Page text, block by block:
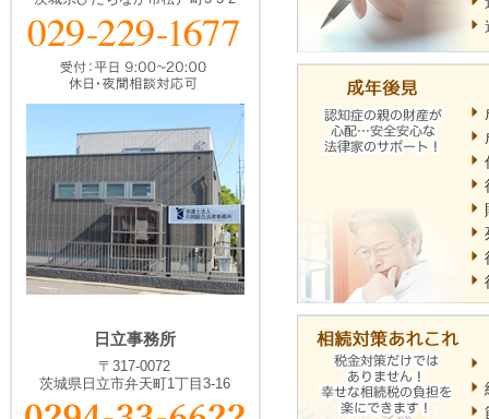
日立事務所
〒317-0072
茨城県日立市弁天町1丁目3-16